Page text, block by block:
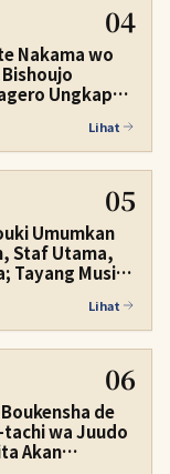
04
Nakama wo
Ungkap
Lihat
05
Umumkan
Staf Utama,
Tayang Musim
Lihat
06
de
tachi wa Juudo
Akan